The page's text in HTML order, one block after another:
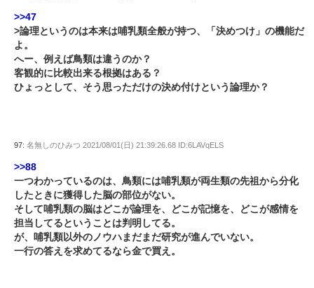
>>47
>論理というのは本来は哺乳類全般が持つ、「決めつけ」の機能だ
よ。
へー、例えば鳥類は違うのか？
客観的に比較出来る根拠はある？
ひょっとして、そう思っただけの決め付けという論理か？
97: 名無しのひみつ 2021/08/01(日) 21:39:26.68 ID:6LAVqELS
>>88
一つわかっているのは、鳥類には哺乳類が両生類の先祖から分化
したときに獲得した脳の部位がない。
そして哺乳類の脳はどこが論理を、どこが記憶を、どこが感情を
担当してるということは判明してる。
が、哺乳類以外のノウハまだまだ研究が進んでいない。
一行の答えを求めてるなら金で買え。